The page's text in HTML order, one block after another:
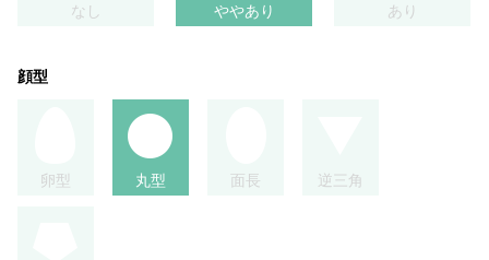
なし ややあり あり
顔型
卵型 丸型 面長 逆三角